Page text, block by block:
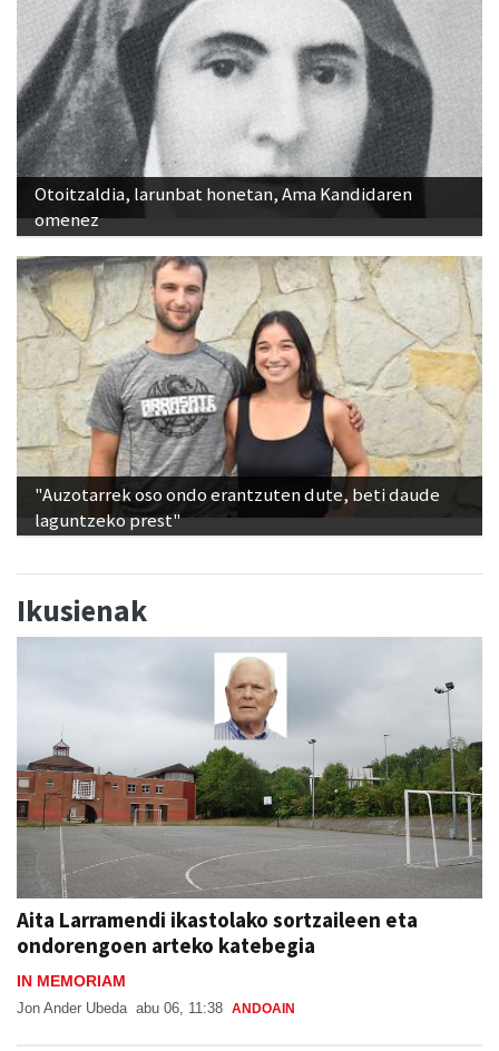
Otoitzaldia, larunbat honetan, Ama Kandidaren
omenez
"Auzotarrek oso ondo erantzuten dute, beti daude
laguntzeko prest"
Ikusienak
Aita Larramendi ikastolako sortzaileen eta
ondorengoen arteko katebegia
IN MEMORIAM
Jon Ander Ubeda abu 06, 11:38 ANDOAIN